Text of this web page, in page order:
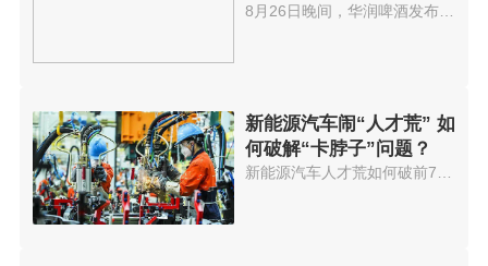
8月26日晚间，华润啤酒发布公告...
新能源汽车闹“人才荒” 如
何破解“卡脖子”问题？
新能源汽车人才荒如何破前7个月...